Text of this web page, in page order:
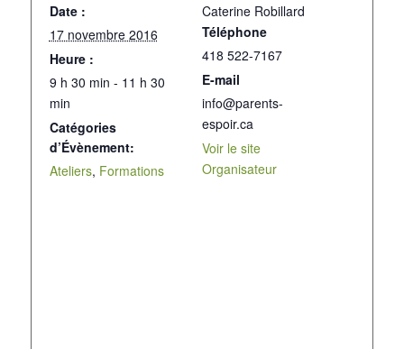
Date :
17 novembre 2016
Heure :
9 h 30 min - 11 h 30
min
Catégories
d’Évènement:
Ateliers, Formations
Caterine Robillard
Téléphone
418 522-7167
E-mail
info@parents-
espoir.ca
Voir le site
Organisateur